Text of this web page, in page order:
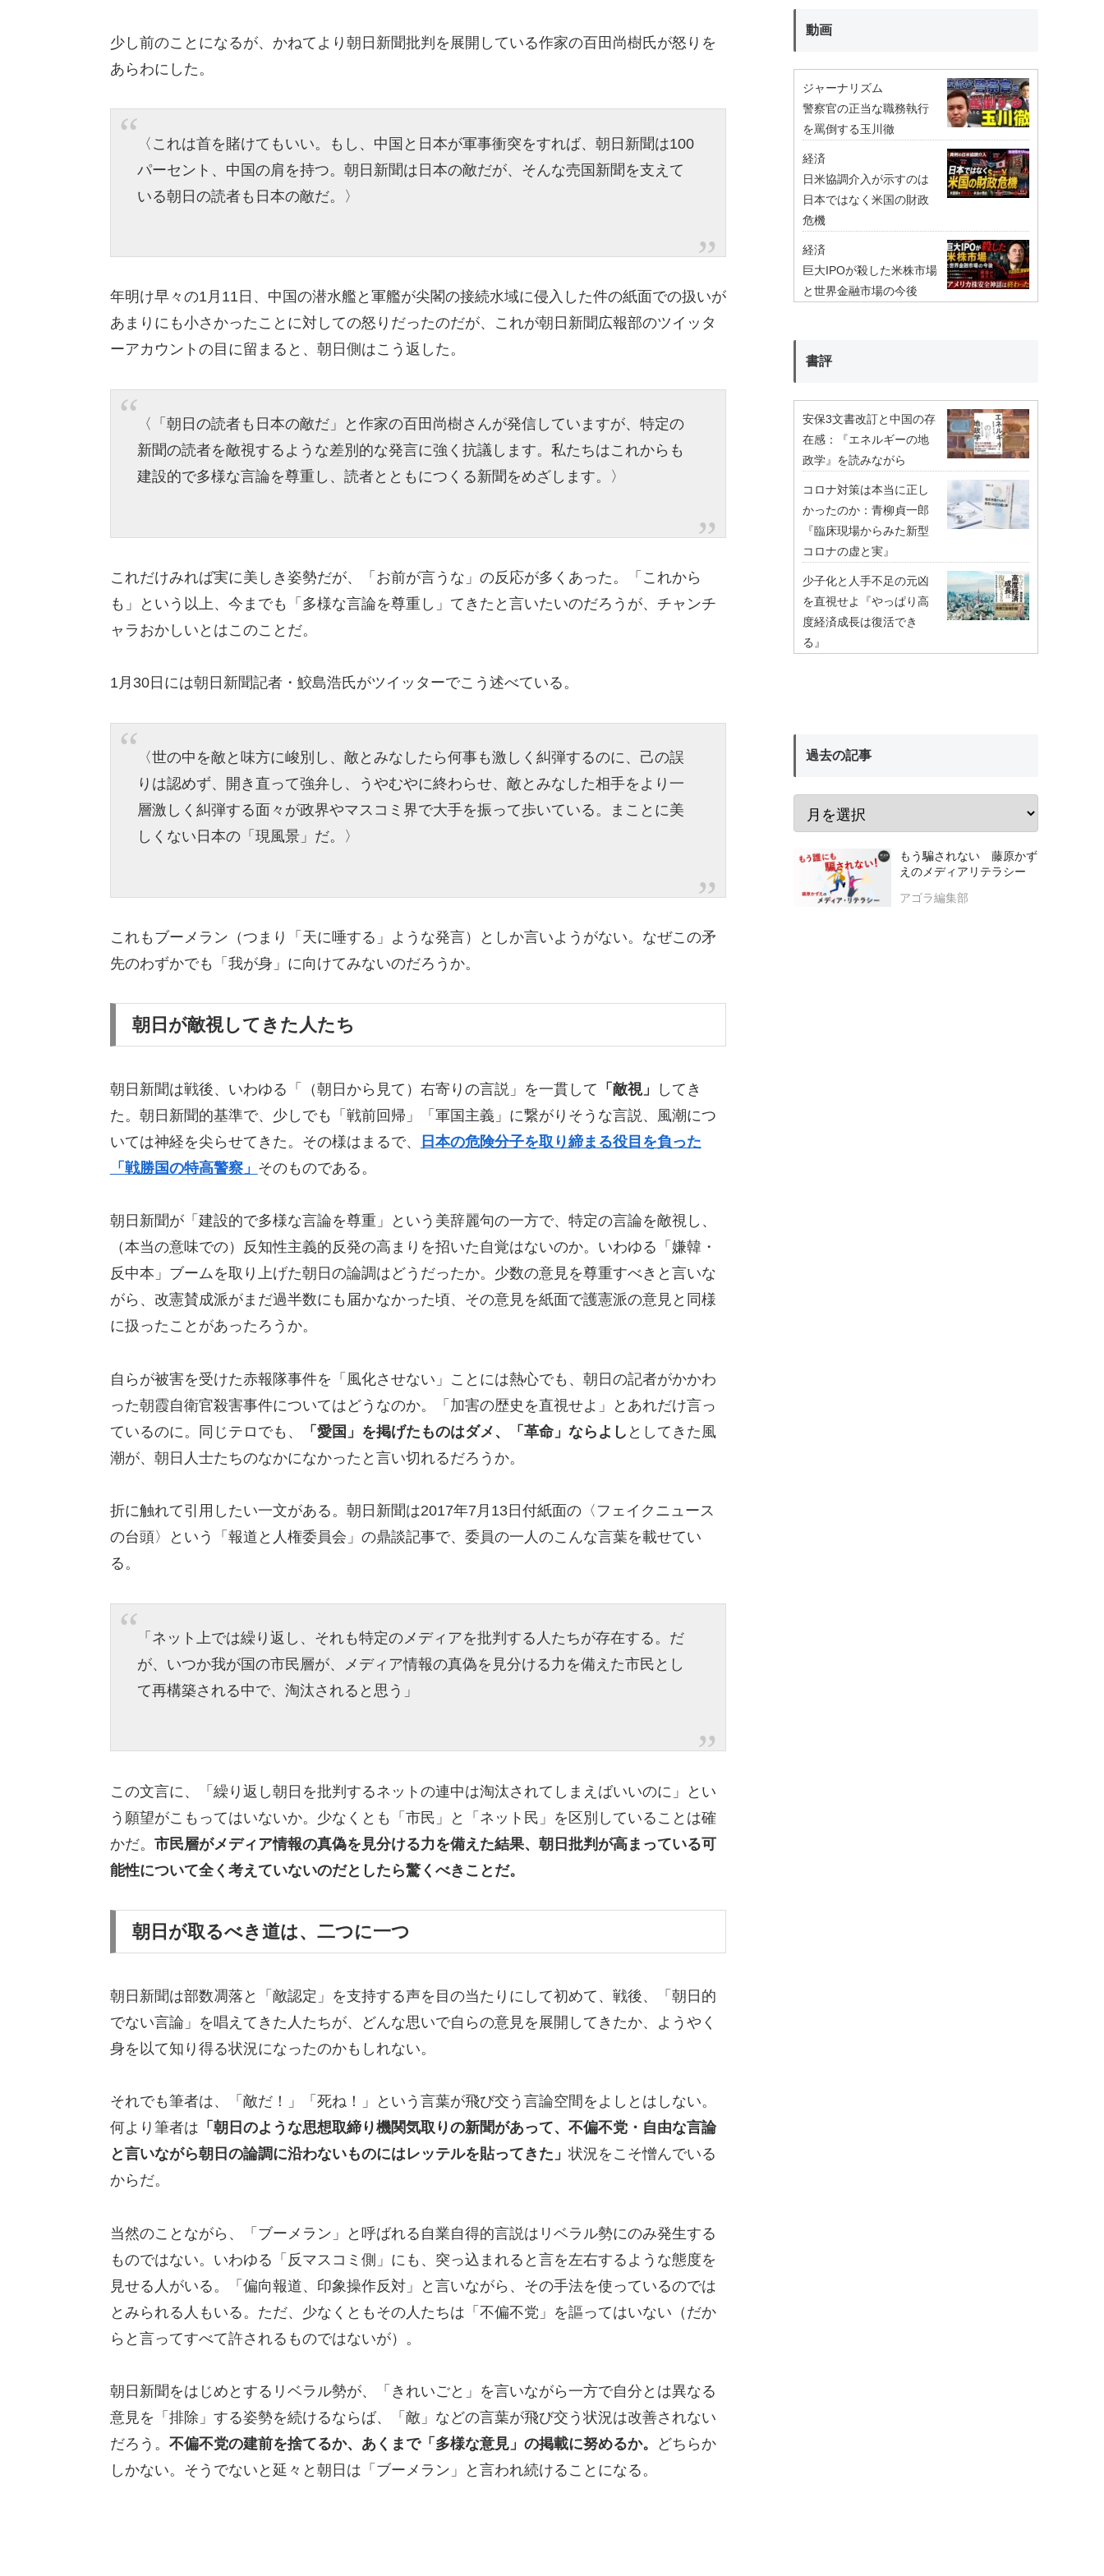
少し前のことになるが、かねてより朝日新聞批判を展開している作家の百田尚樹氏が怒りを
あらわにした。
〈これは首を賭けてもいい。もし、中国と日本が軍事衝突をすれば、朝日新聞は100
パーセント、中国の肩を持つ。朝日新聞は日本の敵だが、そんな売国新聞を支えて
いる朝日の読者も日本の敵だ。〉
年明け早々の1月11日、中国の潜水艦と軍艦が尖閣の接続水域に侵入した件の紙面での扱いが
あまりにも小さかったことに対しての怒りだったのだが、これが朝日新聞広報部のツイッタ
ーアカウントの目に留まると、朝日側はこう返した。
〈「朝日の読者も日本の敵だ」と作家の百田尚樹さんが発信していますが、特定の
新聞の読者を敵視するような差別的な発言に強く抗議します。私たちはこれからも
建設的で多様な言論を尊重し、読者とともにつくる新聞をめざします。〉
これだけみれば実に美しき姿勢だが、「お前が言うな」の反応が多くあった。「これから
も」という以上、今までも「多様な言論を尊重し」てきたと言いたいのだろうが、チャンチ
ャラおかしいとはこのことだ。
1月30日には朝日新聞記者・鮫島浩氏がツイッターでこう述べている。
〈世の中を敵と味方に峻別し、敵とみなしたら何事も激しく糾弾するのに、己の誤
りは認めず、開き直って強弁し、うやむやに終わらせ、敵とみなした相手をより一
層激しく糾弾する面々が政界やマスコミ界で大手を振って歩いている。まことに美
しくない日本の「現風景」だ。〉
これもブーメラン（つまり「天に唾する」ような発言）としか言いようがない。なぜこの矛
先のわずかでも「我が身」に向けてみないのだろうか。
朝日が敵視してきた人たち
朝日新聞は戦後、いわゆる「（朝日から見て）右寄りの言説」を一貫して 「敵視」
してき
た。朝日新聞的基準で、少しでも「戦前回帰」「軍国主義」に繋がりそうな言説、風潮につ
いては神経を尖らせてきた。その様はまるで、
日本の危険分子を取り締まる役目を負った
「戦勝国の特高警察」 そのものである。
朝日新聞が「建設的で多様な言論を尊重」という美辞麗句の一方で、特定の言論を敵視し、
（本当の意味での）反知性主義的反発の高まりを招いた自覚はないのか。いわゆる「嫌韓・
反中本」ブームを取り上げた朝日の論調はどうだったか。少数の意見を尊重すべきと言いな
がら、改憲賛成派がまだ過半数にも届かなかった頃、その意見を紙面で護憲派の意見と同様
に扱ったことがあったろうか。
自らが被害を受けた赤報隊事件を「風化させない」ことには熱心でも、朝日の記者がかかわ
った朝霞自衛官殺害事件についてはどうなのか。「加害の歴史を直視せよ」とあれだけ言っ
ているのに。同じテロでも、
「愛国」を掲げたものはダメ、「革命」ならよし としてきた風
潮が、朝日人士たちのなかになかったと言い切れるだろうか。
折に触れて引用したい一文がある。朝日新聞は2017年7月13日付紙面の〈フェイクニュース
の台頭〉という「報道と人権委員会」の鼎談記事で、委員の一人のこんな言葉を載せてい
る。
「ネット上では繰り返し、それも特定のメディアを批判する人たちが存在する。だ
が、いつか我が国の市民層が、メディア情報の真偽を見分ける力を備えた市民とし
て再構築される中で、淘汰されると思う」
この文言に、「繰り返し朝日を批判するネットの連中は淘汰されてしまえばいいのに」とい
う願望がこもってはいないか。少なくとも「市民」と「ネット民」を区別していることは確
かだ。 市民層がメディア情報の真偽を見分ける力を備えた結果、朝日批判が高まっている可
能性について全く考えていないのだとしたら驚くべきことだ。
朝日が取るべき道は、二つに一つ
朝日新聞は部数凋落と「敵認定」を支持する声を目の当たりにして初めて、戦後、「朝日的
でない言論」を唱えてきた人たちが、どんな思いで自らの意見を展開してきたか、ようやく
身を以て知り得る状況になったのかもしれない。
それでも筆者は、「敵だ！」「死ね！」という言葉が飛び交う言論空間をよしとはしない。
何より筆者は 「朝日のような思想取締り機関気取りの新聞があって、不偏不党・自由な言論
と言いながら朝日の論調に沿わないものにはレッテルを貼ってきた」 状況をこそ憎んでいる
からだ。
当然のことながら、「ブーメラン」と呼ばれる自業自得的言説はリベラル勢にのみ発生する
ものではない。いわゆる「反マスコミ側」にも、突っ込まれると言を左右するような態度を
見せる人がいる。「偏向報道、印象操作反対」と言いながら、その手法を使っているのでは
とみられる人もいる。ただ、少なくともその人たちは「不偏不党」を謳ってはいない（だか
らと言ってすべて許されるものではないが）。
朝日新聞をはじめとするリベラル勢が、「きれいごと」を言いながら一方で自分とは異なる
意見を「排除」する姿勢を続けるならば、「敵」などの言葉が飛び交う状況は改善されない
だろう。 不偏不党の建前を捨てるか、あくまで「多様な意見」の掲載に努めるか。
どちらか
しかない。そうでないと延々と朝日は「ブーメラン」と言われ続けることになる。
動画
ジャーナリズム
警察官の正当な職務執行
を罵倒する玉川徹
経済
日米協調介入が示すのは
日本ではなく米国の財政
危機
経済
巨大IPOが殺した米株市場
と世界金融市場の今後
書評
安保3文書改訂と中国の存
在感：『エネルギーの地
政学』を読みながら
コロナ対策は本当に正し
かったのか：青柳貞一郎
『臨床現場からみた新型
コロナの虚と実』
少子化と人手不足の元凶
を直視せよ『やっぱり高
度経済成長は復活でき
る』
過去の記事
もう騙されない 藤原かず
えのメディアリテラシー
アゴラ編集部